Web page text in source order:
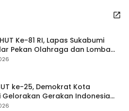
Ke-81 RI, Lapas Sukabumi
Pekan Olahraga dan Lomba
ke-25, Demokrat Kota
Gelorakan Gerakan Indonesia
Aksi Bersih Masjid Agung